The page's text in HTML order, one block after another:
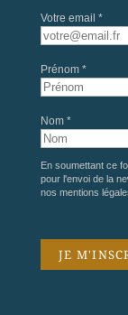
Votre email *
Prénom *
Nom *
En soumettant ce
pour l'envoi de la
nos mentions